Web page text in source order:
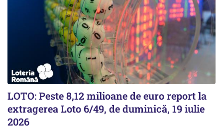
LOTO: Peste 8,12 milioane de euro report la
extragerea Loto 6/49, de duminică, 19 iulie
2026